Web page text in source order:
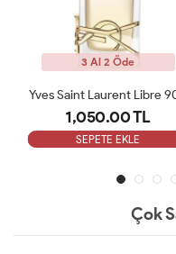
3 Al 2 Öde
1,050.00 TL
SEPETE EKLE
Çok